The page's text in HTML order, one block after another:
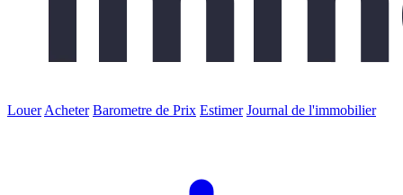
Louer Acheter Barometre de Prix Estimer Journal de l'immobilier